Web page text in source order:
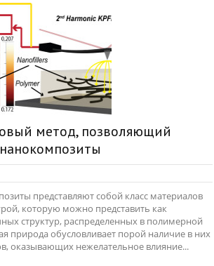
метод, позволяющий
представляют собой класс материалов
которую можно представить как
структур, распределенных в полимерной
природа обусловливает порой наличие в них
оказывающих нежелательное влияние...